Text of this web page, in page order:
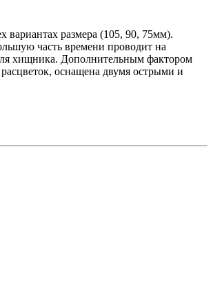
вариантах размера (105, 90, 75мм).
часть времени проводит на
хищника. Дополнительным фактором
оснащена двумя острыми и